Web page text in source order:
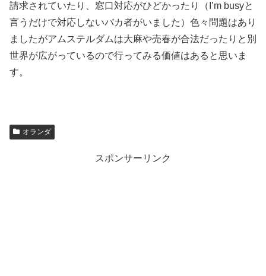
請求されていたり、窓口対応がひどかったり（I’m busyと
言うだけで対応しないバカ者がいました）色々問題はあり
ましたがアムステルダムは大麻や売春が合法だったりと別
世界が広がっているので行ってみる価値はあると思いま
す。
オランダ
スポンサーリンク